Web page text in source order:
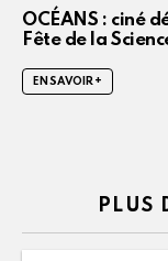
OCÉANS : ciné
Fête de la
EN SAVOIR +
PLUS